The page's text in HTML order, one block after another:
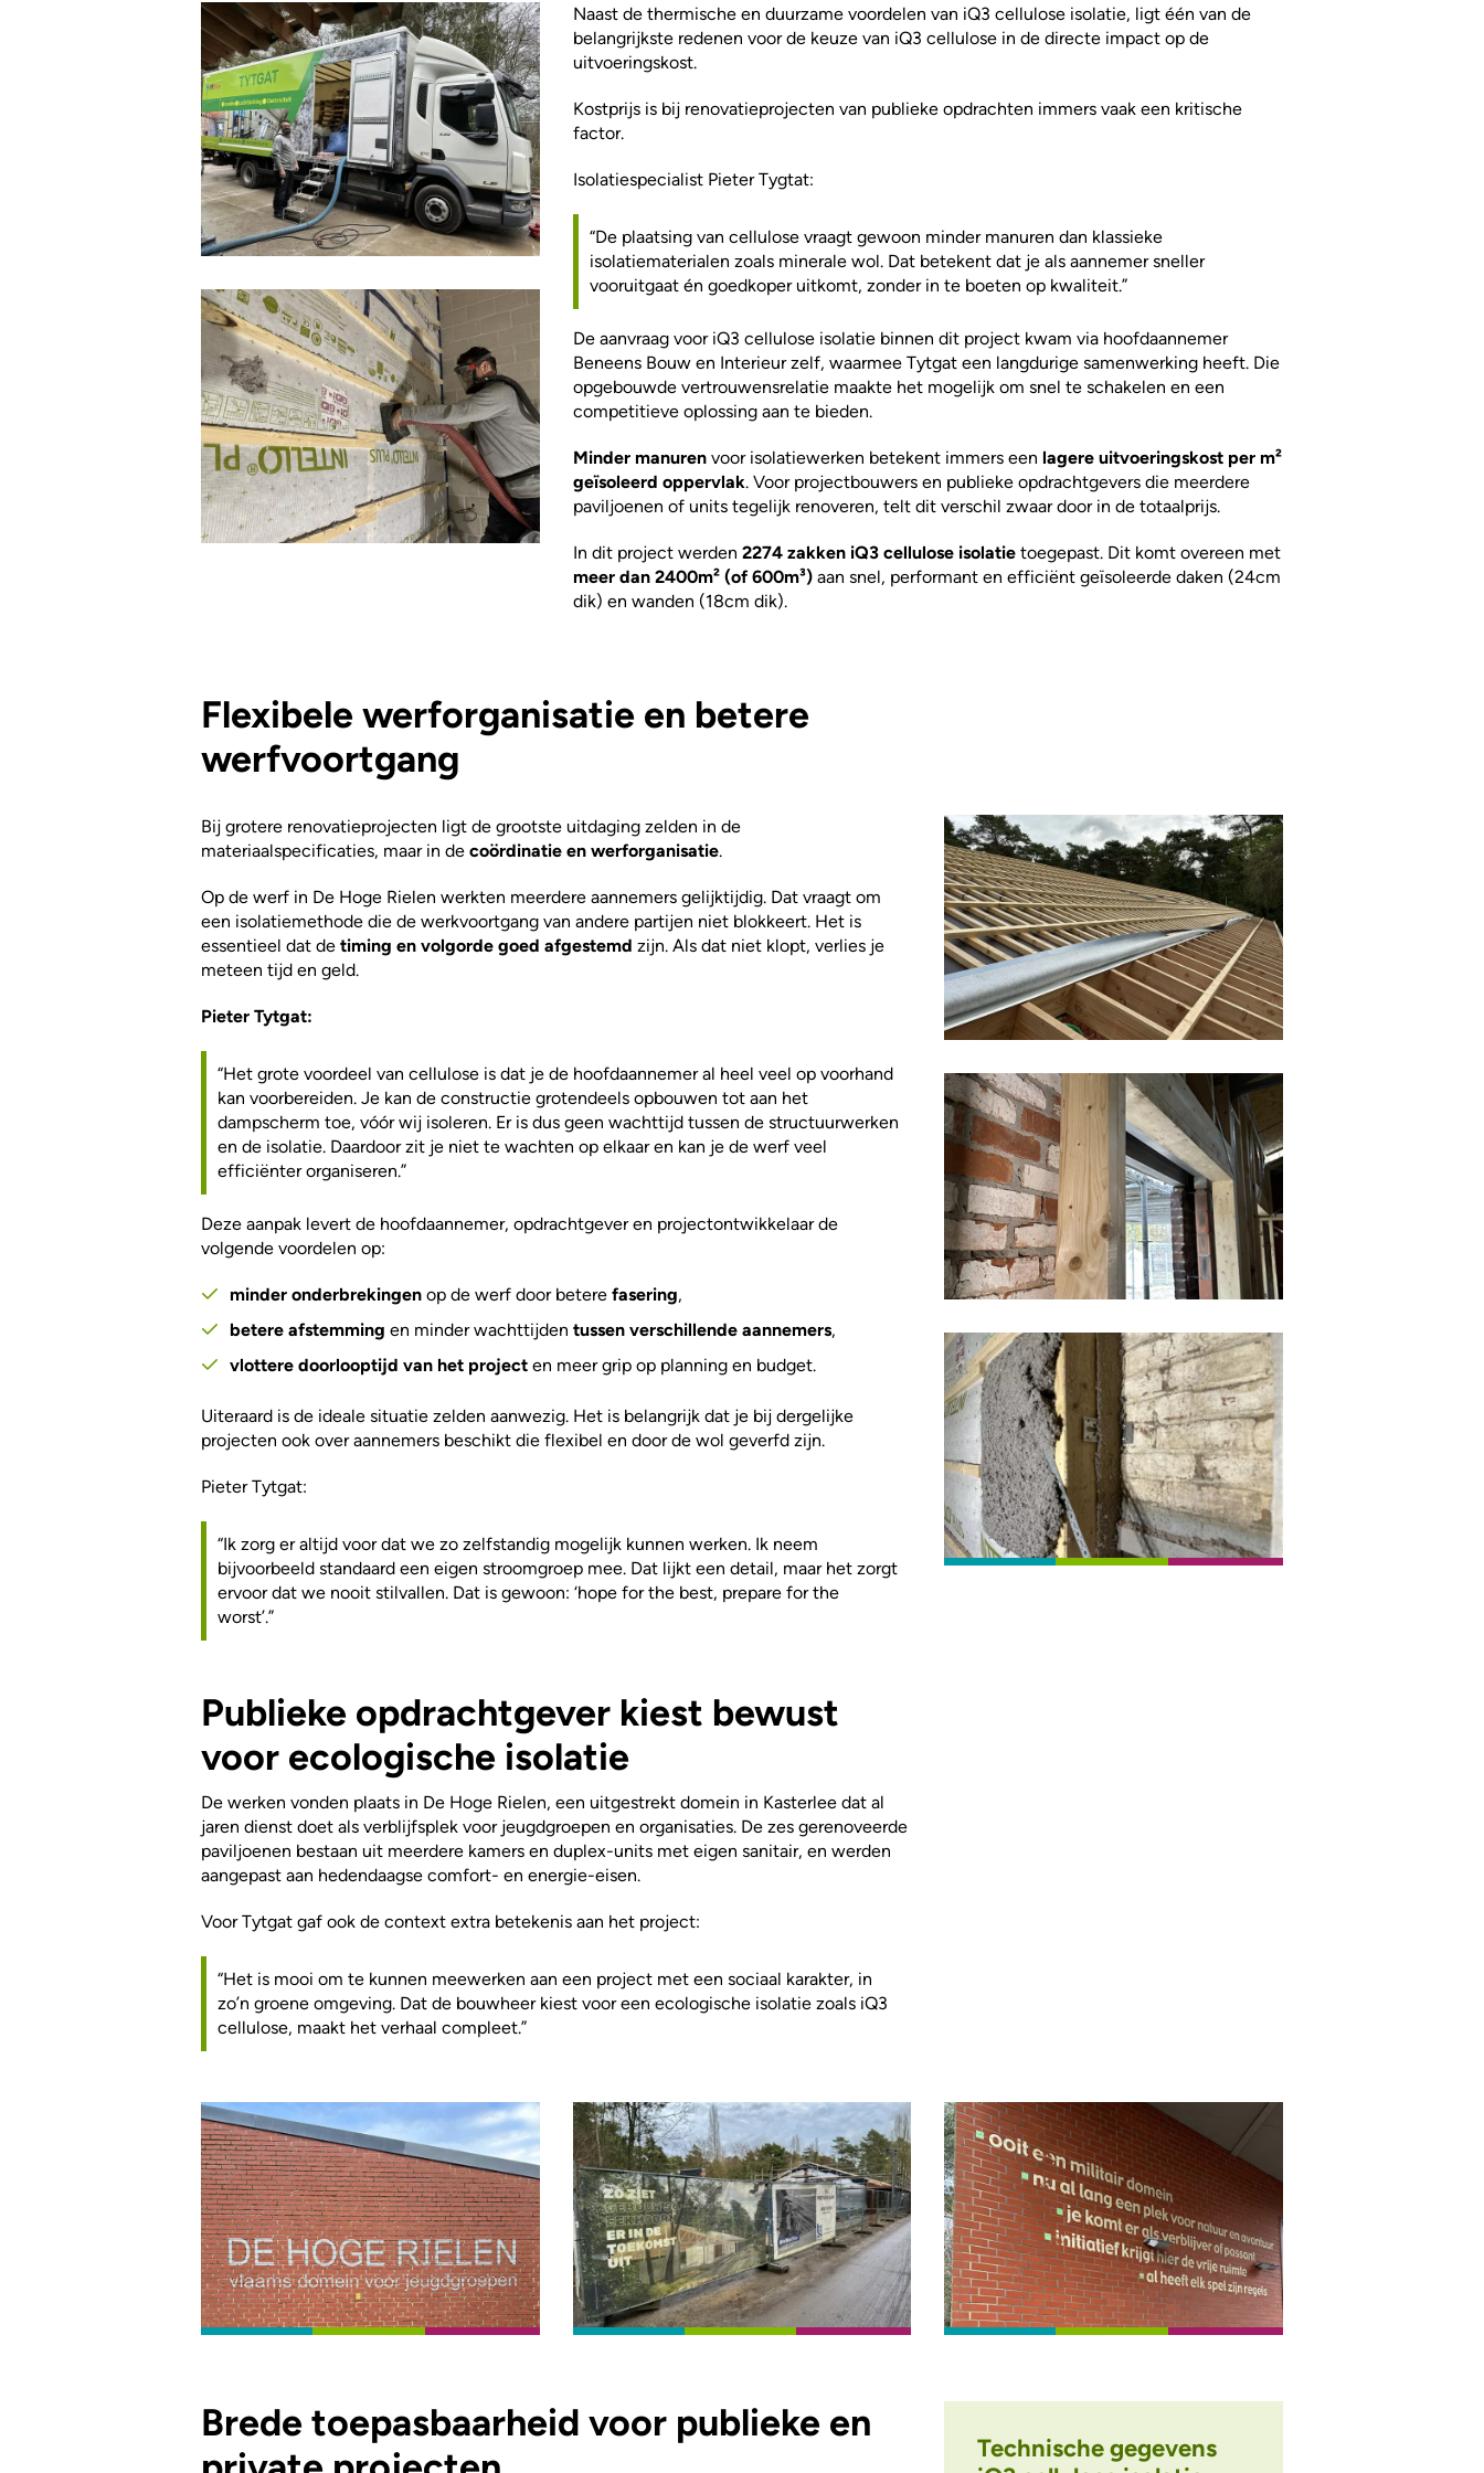
Naast de thermische en duurzame voordelen van iQ3 cellulose isolatie, ligt één van de
belangrijkste redenen voor de keuze van iQ3 cellulose in de directe impact op de
uitvoeringskost.
Kostprijs is bij renovatieprojecten van publieke opdrachten immers vaak een kritische
factor.
Isolatiespecialist Pieter Tygtat:
“De plaatsing van cellulose vraagt gewoon minder manuren dan klassieke
isolatiematerialen zoals minerale wol. Dat betekent dat je als aannemer sneller
vooruitgaat én goedkoper uitkomt, zonder in te boeten op kwaliteit.”
De aanvraag voor iQ3 cellulose isolatie binnen dit project kwam via hoofdaannemer
Beneens Bouw en Interieur zelf, waarmee Tytgat een langdurige samenwerking heeft. Die
opgebouwde vertrouwensrelatie maakte het mogelijk om snel te schakelen en een
competitieve oplossing aan te bieden.
Minder manurenvoor isolatiewerken betekent immers een lagere uitvoeringskost per m²
geïsoleerd oppervlak. Voor projectbouwers en publieke opdrachtgevers die meerdere
paviljoenen of units tegelijk renoveren, telt dit verschil zwaar door in de totaalprijs.
In dit project werden 2274 zakken iQ3 cellulose isolatietoegepast. Dit komt overeen met
meer dan 2400m² (of 600m³)aan snel, performant en efficiënt geïsoleerde daken (24cm
dik) en wanden (18cm dik).
Flexibele werforganisatie en betere
werfvoortgang
Bij grotere renovatieprojecten ligt de grootste uitdaging zelden in de
materiaalspecificaties, maar in decoördinatie en werforganisatie.
Op de werf in De Hoge Rielen werkten meerdere aannemers gelijktijdig. Dat vraagt om
een isolatiemethode die de werkvoortgang van andere partijen niet blokkeert. Het is
essentieel dat detiming en volgorde goed afgestemd zijn. Als dat niet klopt, verlies je
meteen tijd en geld.
Pieter Tytgat:
“Het grote voordeel van cellulose is dat je de hoofdaannemer al heel veel op voorhand
kan voorbereiden. Je kan de constructie grotendeels opbouwen tot aan het
dampscherm toe, vóór wij isoleren. Er is dus geen wachttijd tussen de structuurwerken
en de isolatie. Daardoor zit je niet te wachten op elkaar en kan je de werf veel
efficiënter organiseren.”
Deze aanpak levert de hoofdaannemer, opdrachtgever en projectontwikkelaar de
volgende voordelen op:
minder onderbrekingen op de werf door beterefasering,
betere afstemming en minder wachttijdentussen verschillende aannemers,
vlottere doorlooptijd van het project en meer grip op planning en budget.
Uiteraard is de ideale situatie zelden aanwezig. Het is belangrijk dat je bij dergelijke
projecten ook over aannemers beschikt die flexibel en door de wol geverfd zijn.
Pieter Tytgat:
“Ik zorg er altijd voor dat we zo zelfstandig mogelijk kunnen werken. Ik neem
bijvoorbeeld standaard een eigen stroomgroep mee. Dat lijkt een detail, maar het zorgt
ervoor dat we nooit stilvallen. Dat is gewoon: ‘hope for the best, prepare for the
worst’.”
Publieke opdrachtgever kiest bewust
voor ecologische isolatie
De werken vonden plaats in De Hoge Rielen, een uitgestrekt domein in Kasterlee dat al
jaren dienst doet als verblijfsplek voor jeugdgroepen en organisaties. De zes gerenoveerde
paviljoenen bestaan uit meerdere kamers en duplex-units met eigen sanitair, en werden
aangepast aan hedendaagse comfort- en energie-eisen.
Voor Tytgat gaf ook de context extra betekenis aan het project:
“Het is mooi om te kunnen meewerken aan een project met een sociaal karakter, in
zo’n groene omgeving. Dat de bouwheer kiest voor een ecologische isolatie zoals iQ3
cellulose, maakt het verhaal compleet.”
Brede toepasbaarheid voor publieke en
Technische gegevens